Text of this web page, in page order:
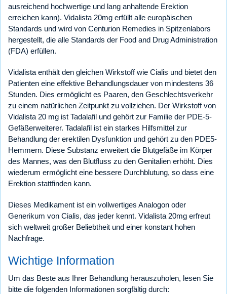
ausreichend hochwertige und lang anhaltende Erektion
erreichen kann). Vidalista 20mg erfüllt alle europäischen
Standards und wird von Centurion Remedies in Spitzenlabors
hergestellt, die alle Standards der Food and Drug Administration
(FDA) erfüllen.
Vidalista enthält den gleichen Wirkstoff wie Cialis und bietet den
Patienten eine effektive Behandlungsdauer von mindestens 36
Stunden. Dies ermöglicht es Paaren, den Geschlechtsverkehr
zu einem natürlichen Zeitpunkt zu vollziehen. Der Wirkstoff von
Vidalista 20 mg ist Tadalafil und gehört zur Familie der PDE-5-
Gefäßerweiterer. Tadalafil ist ein starkes Hilfsmittel zur
Behandlung der erektilen Dysfunktion und gehört zu den PDE5-
Hemmern. Diese Substanz erweitert die Blutgefäße im Körper
des Mannes, was den Blutfluss zu den Genitalien erhöht. Dies
wiederum ermöglicht eine bessere Durchblutung, so dass eine
Erektion stattfinden kann.
Dieses Medikament ist ein vollwertiges Analogon oder
Generikum von Cialis, das jeder kennt. Vidalista 20mg erfreut
sich weltweit großer Beliebtheit und einer konstant hohen
Nachfrage.
Wichtige Information
Um das Beste aus Ihrer Behandlung herauszuholen, lesen Sie
bitte die folgenden Informationen sorgfältig durch: